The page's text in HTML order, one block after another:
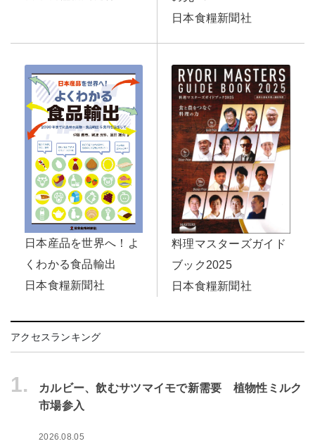
日本食糧新聞社
日本産品を世界へ！よ
くわかる食品輸出
日本食糧新聞社
料理マスターズガイド
ブック2025
日本食糧新聞社
アクセスランキング
1.
カルビー、飲むサツマイモで新需要 植物性ミルク
市場参入
2026.08.05